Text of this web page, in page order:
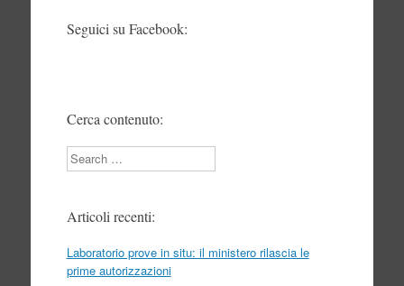
Seguici su Facebook:
Cerca contenuto:
Search
Articoli recenti:
Laboratorio prove in situ: il ministero rilascia le
prime autorizzazioni